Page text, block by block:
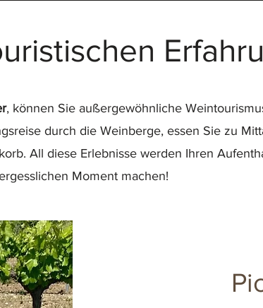
, können Sie außergewöhnliche
durch die Weinberge, essen Sie zu
All diese Erlebnisse werden Ihren
Moment machen!